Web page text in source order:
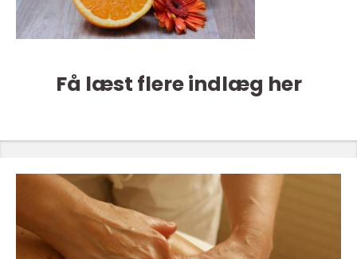
Få læst flere indlæg her